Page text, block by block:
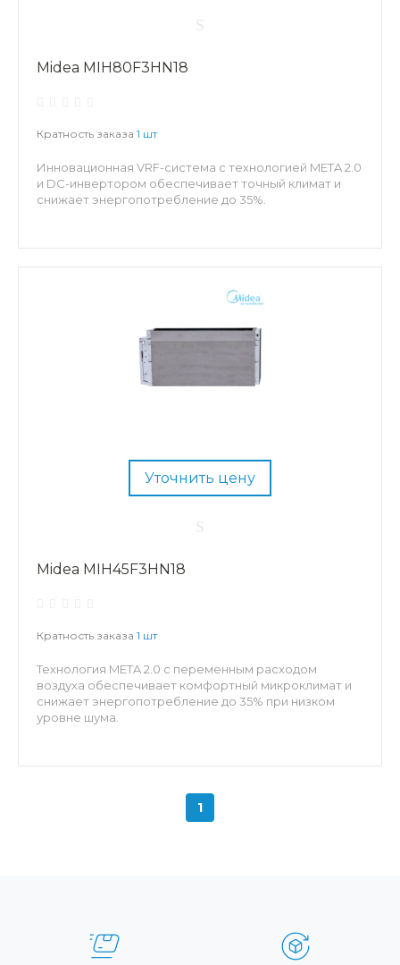
Midea MIH80F3HN18
Кратность заказа 1 шт
Инновационная VRF-система с технологией META 2.0
и DC-инвертором обеспечивает точный климат и
снижает энергопотребление до 35%.
Уточнить цену
Midea MIH45F3HN18
Кратность заказа 1 шт
Технология META 2.0 с переменным расходом
воздуха обеспечивает комфортный микроклимат и
снижает энергопотребление до 35% при низком
уровне шума.
1